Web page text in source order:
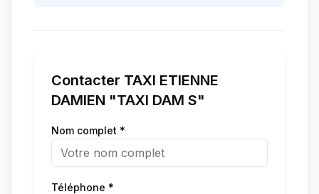
Contacter TAXI ETIENNE
DAMIEN "TAXI DAM S"
Nom complet *
Téléphone *